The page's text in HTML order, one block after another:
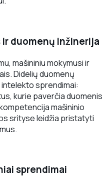
ir duomenų inžinerija
mašininiu mokymusi ir
Didelių duomenų
sprendimai:
kurie paverčia duomenis
mašininio
srityse leidžia pristatyti
sprendimai